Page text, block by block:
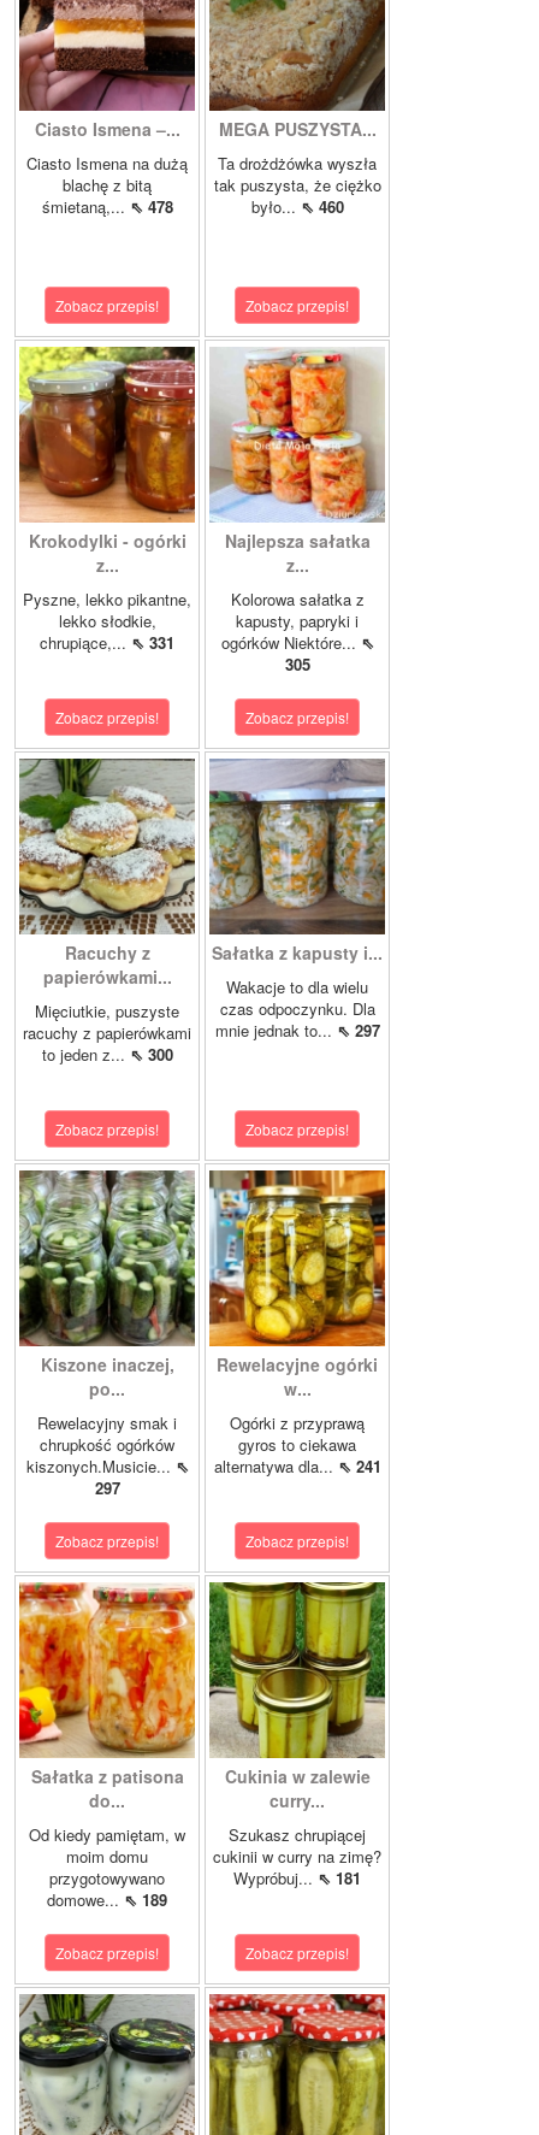
Ciasto Ismena –...
Ciasto Ismena na dużą
blachę z bitą
śmietaną,... ⇖ 478
Zobacz przepis!
MEGA PUSZYSTA...
Ta drożdżówka wyszła
tak puszysta, że ciężko
było... ⇖ 460
Zobacz przepis!
Krokodylki - ogórki
z...
Pyszne, lekko pikantne,
lekko słodkie,
chrupiące,... ⇖ 331
Zobacz przepis!
Najlepsza sałatka
z...
Kolorowa sałatka z
kapusty, papryki i
ogórków Niektóre... ⇖
305
Zobacz przepis!
Racuchy z
papierówkami...
Mięciutkie, puszyste
racuchy z papierówkami
to jeden z... ⇖ 300
Zobacz przepis!
Sałatka z kapusty i...
Wakacje to dla wielu
czas odpoczynku. Dla
mnie jednak to... ⇖ 297
Zobacz przepis!
Kiszone inaczej,
po...
Rewelacyjny smak i
chrupkość ogórków
kiszonych.Musicie... ⇖
297
Zobacz przepis!
Rewelacyjne ogórki
w...
Ogórki z przyprawą
gyros to ciekawa
alternatywa dla... ⇖ 241
Zobacz przepis!
Sałatka z patisona
do...
Od kiedy pamiętam, w
moim domu
przygotowywano
domowe... ⇖ 189
Zobacz przepis!
Cukinia w zalewie
curry...
Szukasz chrupiącej
cukinii w curry na zimę?
Wypróbuj... ⇖ 181
Zobacz przepis!